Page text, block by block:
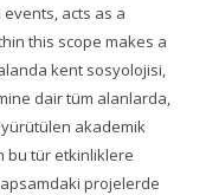
acts as a
this scope makes a
kent sosyolojisi,
dair tüm alanlarda,
akademik
bu tür etkinliklere
projelerde